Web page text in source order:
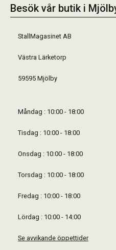
Besök vår butik i
StallMagasinet AB
Västra Lärketorp
59595 Mjölby
Måndag : 10:00 - 18:00
Tisdag : 10:00 - 18:00
Onsdag : 10:00 - 18:00
Torsdag : 10:00 - 18:00
Fredag : 10:00 - 18:00
Lördag : 10:00 - 14:00
Se avvikande öppettider